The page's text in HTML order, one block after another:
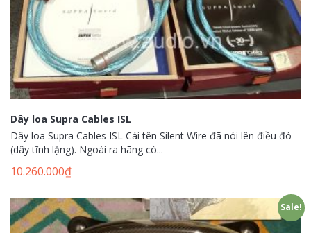
Dây loa Supra Cables ISL
Dây loa Supra Cables ISL Cái tên Silent Wire đã nói lên điều đó
(dây tĩnh lặng). Ngoài ra hãng cò...
10.260.000₫
Sale!